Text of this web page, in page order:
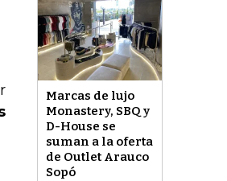
Marcas de lujo
Monastery, SBQ y
D-House se
suman a la oferta
de Outlet Arauco
Sopó